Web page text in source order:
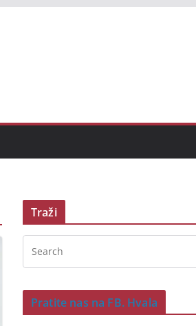
Traži
Pratite nas na FB. Hvala